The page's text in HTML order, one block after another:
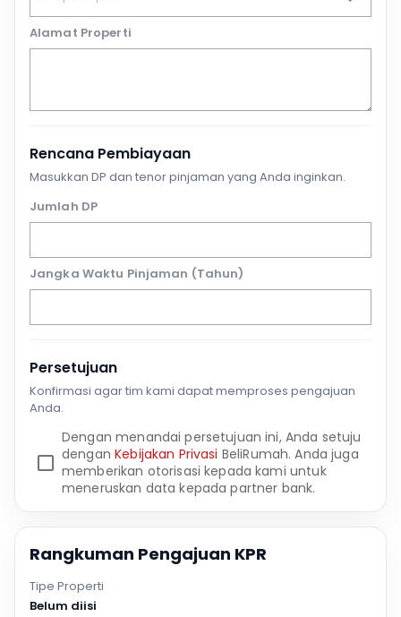
Alamat Properti
Rencana Pembiayaan
Masukkan DP dan tenor pinjaman yang Anda inginkan.
Jumlah DP
Jangka Waktu Pinjaman (Tahun)
Persetujuan
Konfirmasi agar tim kami dapat memproses pengajuan
Anda.
Dengan menandai persetujuan ini, Anda setuju
denganKebijakan Privasi BeliRumah. Anda juga
memberikan otorisasi kepada kami untuk
meneruskan data kepada partner bank.
Rangkuman Pengajuan KPR
Tipe Properti
Belum diisi